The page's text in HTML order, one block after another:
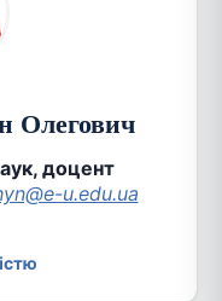
доцент
u.edu.ua